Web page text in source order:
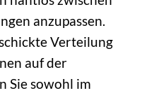
anzupassen.
Verteilung
auf der
Sie sowohl im